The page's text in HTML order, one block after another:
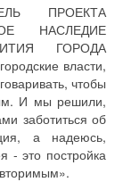
ПРОЕКТА
НАСЛЕДИЕ
ГОРОДА
власти,
чтобы
И мы решили,
заботиться об
а надеюсь,
- это постройка